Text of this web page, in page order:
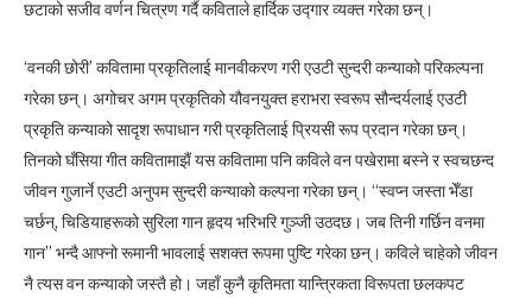
छटाको सजीव वर्णन चित्रण गर्दै कविताले हार्दिक उद्गार व्यक्त गरेका छन्।
‘वनकी छोरी’ कवितामा प्रकृतिलाई मानवीकरण गरी एउटी सुन्दरी कन्याको परिकल्पना
गरेका छन्। अगोचर अगम प्रकृतिको यौवनयुक्त हराभरा स्वरूप सौन्दर्यलाई एउटी
प्रकृति कन्याको सादृश रूपाधान गरी प्रकृतिलाई प्रियसी रूप प्रदान गरेका छन्।
तिनको घँसिया गीत कवितामाझैं यस कवितामा पनि कविले वन पखेरामा बस्ने र स्वचछन्द
जीवन गुजार्ने एउटी अनुपम सुन्दरी कन्याको कल्पना गरेका छन्। “स्वप्न जस्ता भेँडा
चर्छन्, चिडियाहरूको सुरिला गान हृदय भरिभरि गुञ्जी उठदछ। जब तिनी गर्छिन वनमा
गान” भन्दै आफ्नो रूमानी भावलाई सशक्त रूपमा पुष्टि गरेका छन्। कविले चाहेको जीवन
नै त्यस वन कन्याको जस्तै हो। जहाँ कुनै कृतिमता यान्त्रिकता विरूपता छलकपट